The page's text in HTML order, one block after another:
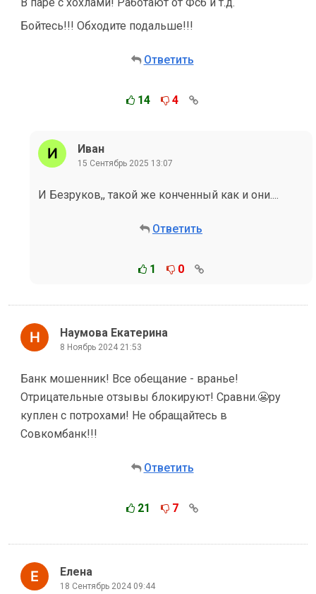
Бойтесь!!! Обходите подальше!!!
Ответить
14 4
Иван
15 Сентябрь 2025 13:07
И Безруков,, такой же конченный как и они....
Ответить
1 0
Наумова Екатерина
8 Ноябрь 2024 21:53
Банк мошенник! Все обещание - вранье!
Отрицательные отзывы блокируют! Сравни.😬ру
куплен с потрохами! Не обращайтесь в
Совкомбанк!!!
Ответить
21 7
Елена
18 Сентябрь 2024 09:44